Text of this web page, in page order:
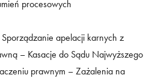
procesowych
apelacji karnych z
– Kasacje do Sądu Najwyższego
prawnym – Zażalenia na